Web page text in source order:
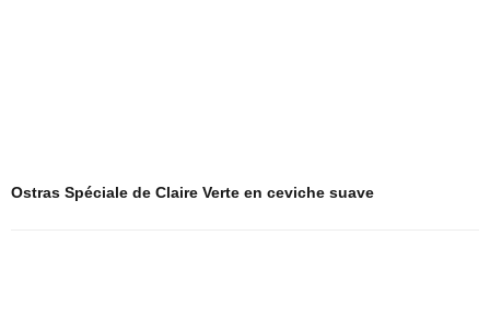
Ostras Spéciale de Claire Verte en ceviche suave